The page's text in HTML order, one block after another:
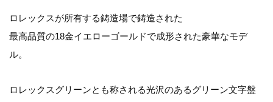
ロレックスが所有する鋳造場で鋳造された
最高品質の18金イエローゴールドで成形された豪華なモデ
ル。
ロレックスグリーンとも称される光沢のあるグリーン文字盤